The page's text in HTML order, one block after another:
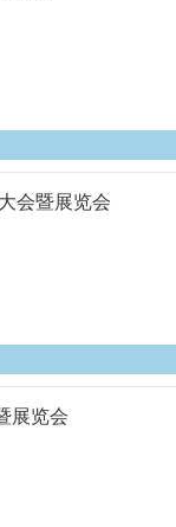
会暨展览会
展览会